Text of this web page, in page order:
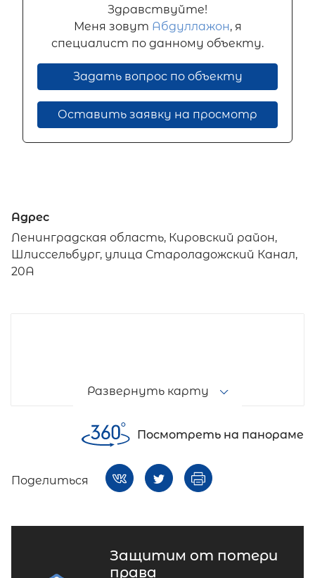
Здравствуйте!
Меня зовут Абдуллажон, я
специалист по данному объекту.
Задать вопрос по объекту
Оставить заявку на просмотр
Адрес
Ленинградская область, Кировский район,
Шлиссельбург, улица Староладожский Канал,
20А
Развернуть карту
Посмотреть на панораме
Поделиться
Защитим от потери
права